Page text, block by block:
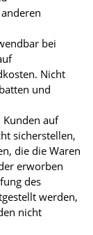
bei
Nicht
und
auf
sicherstellen,
die die Waren
erworben
des
werden,
nicht